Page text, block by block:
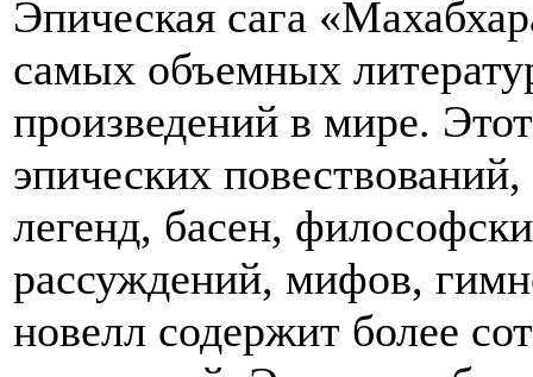
Эпическая сага
самых объемных
произведений в мире.
эпических
легенд, басен,
рассуждений, мифов,
новелл содержит более